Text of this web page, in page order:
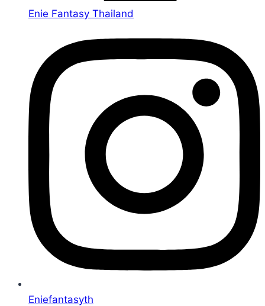
Enie Fantasy Thailand
Eniefantasyth